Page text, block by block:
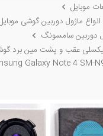
موبایل
ماژول دوربین گوشی
دوربین سامسونگ
دوربین 16 مگاپیکسلی عقب و پشت مین